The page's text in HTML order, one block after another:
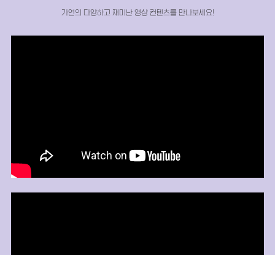
가연의 다양하고 재미난 영상 컨텐츠를 만나보세요!